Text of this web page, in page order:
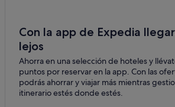
Townhouses/Affittacamere en La Zenia
Apartoteles en Cabo Roig
La Zenia hoteles
Hoteles con conserje en Orihuela Costa
Orihuela Costa hoteles
Con la app de Expedia
lejos
Ahorra en una selección de hoteles y
puntos por reservar en la app. Con las
podrás ahorrar y viajar más mientras
itinerario estés donde estés.